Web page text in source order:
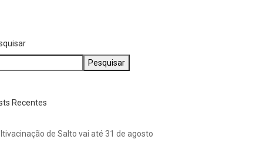
Pesquisar
Recentes
de Salto vai até 31 de agosto